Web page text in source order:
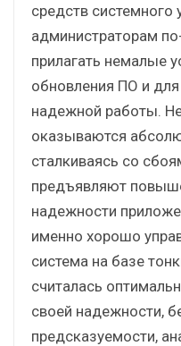
средств
администраторам
прилагать немалые
обновления ПО и
надежной работы.
оказываются
сталкиваясь со
предъявляют
надежности
именно хорошо
система на базе
считалась
своей надежности,
предсказуемости,